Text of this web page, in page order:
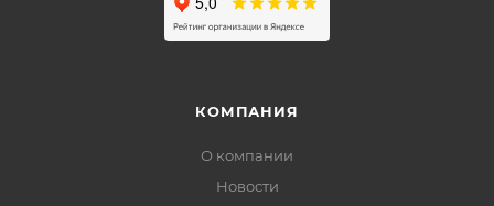
КОМПАНИЯ
О компании
Новости